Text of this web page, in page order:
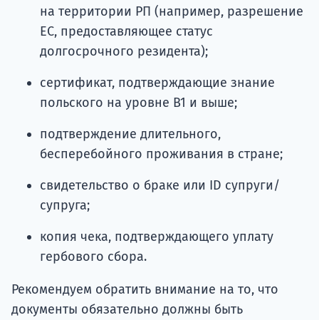
на территории РП (например, разрешение
ЕС, предоставляющее статус
долгосрочного резидента);
сертификат, подтверждающие знание
польского на уровне В1 и выше;
подтверждение длительного,
бесперебойного проживания в стране;
свидетельство о браке или ID супруги/
супруга;
копия чека, подтверждающего уплату
гербового сбора.
Рекомендуем обратить внимание на то, что
документы обязательно должны быть